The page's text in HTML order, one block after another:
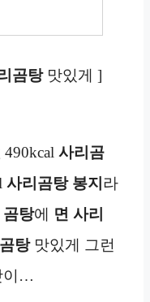
곰탕맛있게 ]
사리곰
사리곰탕 봉지 라
곰탕에 면 사리
탕맛있게 그런
이…